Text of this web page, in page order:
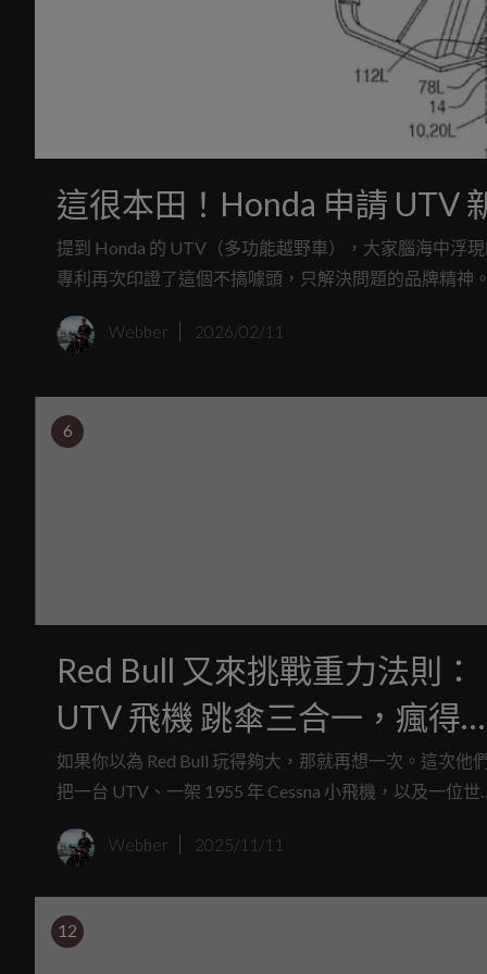
這很本田！Honda 申請 UTV
提到 Honda 的 UTV（多功能越野車），大家腦海中浮
專利再次印證了這個不搞噱頭，只解決問題的品牌精
Webber 2026/02/11
6
Red Bull 又來挑戰重力法則：
UTV 飛機 跳傘三合一，瘋得
所當然
如果你以為 Red Bull 玩得夠大，那就再想一次。這次他
把一台 UTV、一架 1955 年 Cessna 小飛機，以及一位世
爽度爆表的特技。
Webber 2025/11/11
12